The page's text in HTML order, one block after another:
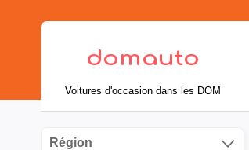
Voitures d'occasion dans les DOM
Région